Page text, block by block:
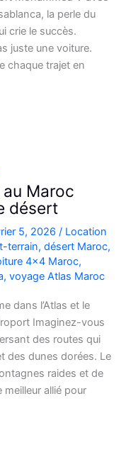
la perle du
crie le succès.
juste une voiture.
chaque trajet en
Maroc
désert
5, 2026 / Location
terrain, désert Maroc,
4x4 Maroc,
, voyage Atlas Maroc
dans l’Atlas et le
Imaginez-vous
des routes qui
des dunes dorées. Le
raides et de
allié pour